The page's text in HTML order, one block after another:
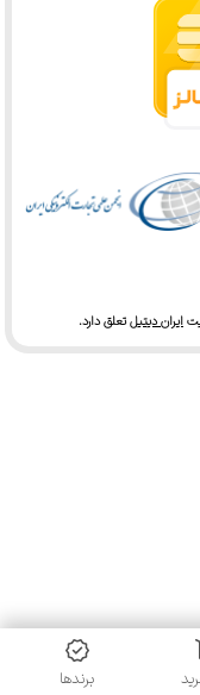
ایران دیتیلتعلق دارد.​​​​​​​
برندها